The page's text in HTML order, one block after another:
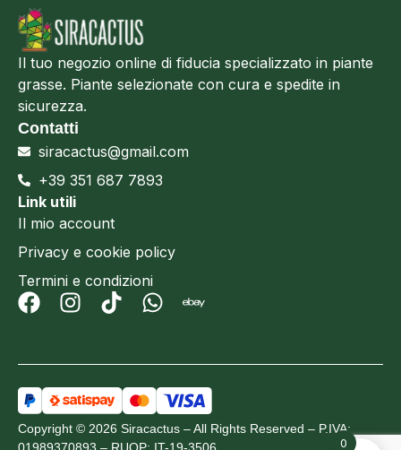
Il tuo negozio online di fiducia specializzato in piante
grasse. Piante selezionate con cura e spedite in
sicurezza.
Contatti
siracactus@gmail.com
+39 351 687 7893
Link utili
Il mio account
Privacy e cookie policy
Termini e condizioni
Copyright © 2026 Siracactus – All Rights Reserved – P.IVA:
0